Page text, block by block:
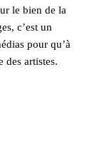
le bien de la
c’est un
pour qu’à
des artistes.